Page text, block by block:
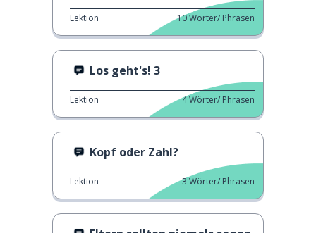
Lektion 10Wörter/ Phrasen
Los geht's! 3
Lektion 4Wörter/ Phrasen
Kopf oder Zahl?
Lektion 3Wörter/ Phrasen